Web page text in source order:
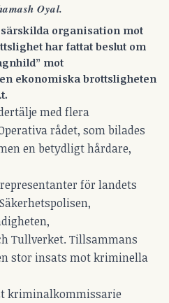
Oyal.
organisation mot
har fattat beslut om
mot
ekonomiska brottsligheten
med flera
rådet, som bilades
en betydligt hårdare,
för landets
Tullverket. Tillsammans
stor insats mot kriminella
kriminalkommissarie